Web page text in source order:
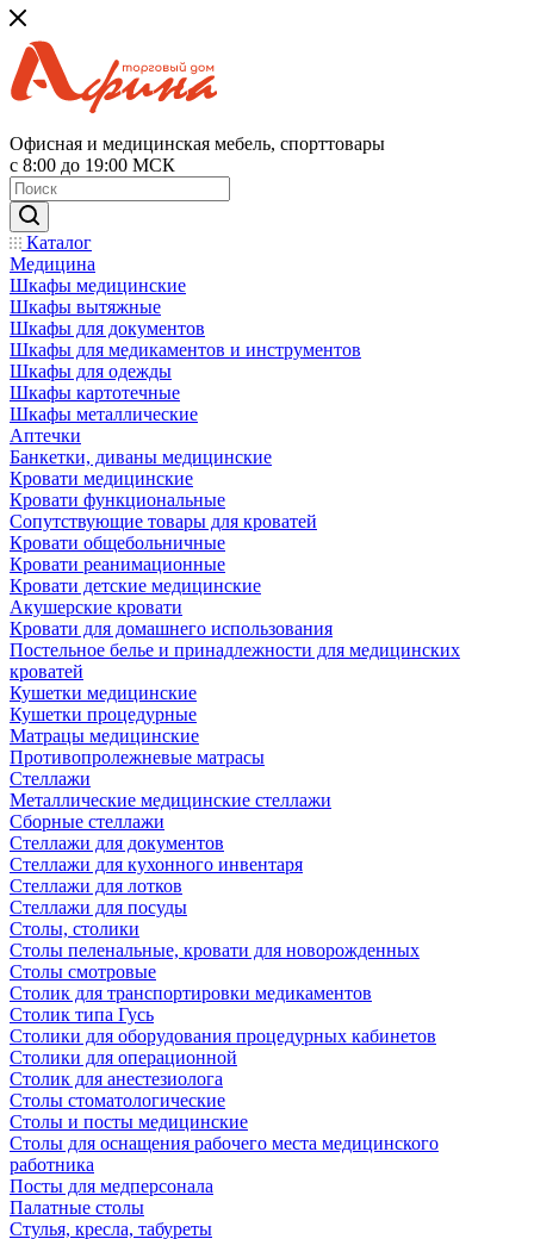
Офисная и медицинская мебель, спорттовары
с 8:00 до 19:00 МСК
Каталог
Медицина
Шкафы медицинские
Шкафы вытяжные
Шкафы для документов
Шкафы для медикаментов и инструментов
Шкафы для одежды
Шкафы картотечные
Шкафы металлические
Аптечки
Банкетки, диваны медицинские
Кровати медицинские
Кровати функциональные
Сопутствующие товары для кроватей
Кровати общебольничные
Кровати реанимационные
Кровати детские медицинские
Акушерские кровати
Кровати для домашнего использования
Постельное белье и принадлежности для медицинских
кроватей
Кушетки медицинские
Кушетки процедурные
Матрацы медицинские
Противопролежневые матрасы
Стеллажи
Металлические медицинские стеллажи
Сборные стеллажи
Стеллажи для документов
Стеллажи для кухонного инвентаря
Стеллажи для лотков
Стеллажи для посуды
Столы, столики
Столы пеленальные, кровати для новорожденных
Столы смотровые
Столик для транспортировки медикаментов
Столик типа Гусь
Столики для оборудования процедурных кабинетов
Столики для операционной
Столик для анестезиолога
Столы стоматологические
Столы и посты медицинские
Столы для оснащения рабочего места медицинского
работника
Посты для медперсонала
Палатные столы
Стулья, кресла, табуреты